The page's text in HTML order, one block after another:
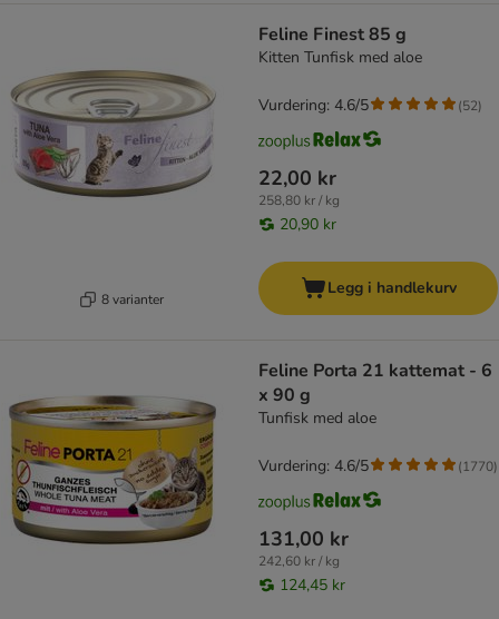
8 varianter
Feline Finest 85 g
Kitten Tunfisk med aloe
22,00 kr
258,80 kr / kg
20,90 kr
Vurdering: 4.6/5 (52)
Legg i handlekurv
Feline Porta 21 kattemat - 6
x 90 g
Tunfisk med aloe
131,00 kr
242,60 kr / kg
124,45 kr
Vurdering: 4.6/5 (1770)